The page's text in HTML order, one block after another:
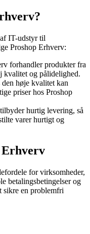
IT-udstyr til
Proshop Erhverv:
forhandler produkter fra
kvalitet og pålidelighed.
den høje kvalitet kan
priser hos Proshop
hurtig levering, så
varer hurtigt og
Erhverv
for virksomheder,
betalingsbetingelser og
sikre en problemfri